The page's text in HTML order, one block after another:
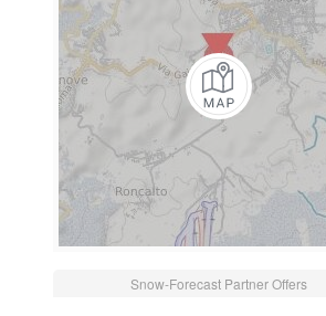
Snow-Forecast Partner Offers